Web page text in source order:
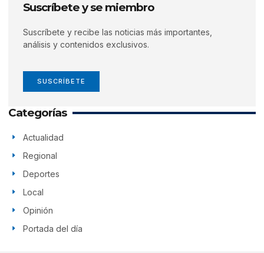
Suscríbete y se miembro
Suscríbete y recibe las noticias más importantes,
análisis y contenidos exclusivos.
SUSCRÍBETE
Categorías
Actualidad
Regional
Deportes
Local
Opinión
Portada del día